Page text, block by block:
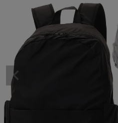
商品が見つからない方はこちら